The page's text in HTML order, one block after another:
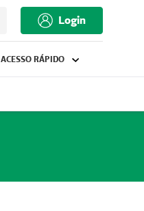
Login
ACESSO RÁPIDO